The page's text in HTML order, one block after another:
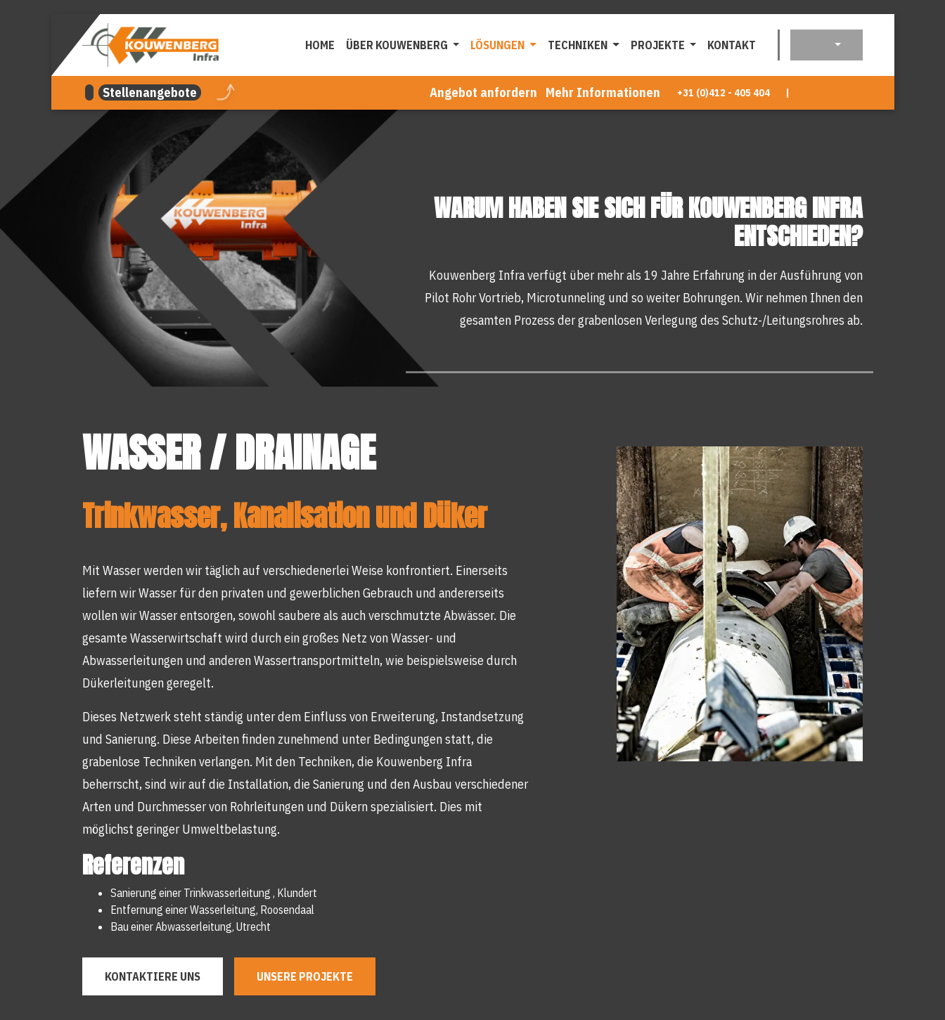
HOME ÜBER KOUWENBERG LÖSUNGEN TECHNIKEN PROJEKTE KONTAKT
Stellenangebote Angebot anfordern Mehr Informationen +31 (0)412 - 405 404 |
WARUM HABEN SIE SICH FÜR KOUWENBERG INFRA
ENTSCHIEDEN?
Kouwenberg Infra verfügt über mehr als 19 Jahre Erfahrung in der Ausführung von
Pilot Rohr Vortrieb, Microtunneling und so weiter Bohrungen. Wir nehmen Ihnen den
gesamten Prozess der grabenlosen Verlegung des Schutz-/Leitungsrohres ab.
WASSER / DRAINAGE
Trinkwasser, Kanalisation und Düker
Mit Wasser werden wir täglich auf verschiedenerlei Weise konfrontiert. Einerseits
liefern wir Wasser für den privaten und gewerblichen Gebrauch und andererseits
wollen wir Wasser entsorgen, sowohl saubere als auch verschmutzte Abwässer. Die
gesamte Wasserwirtschaft wird durch ein großes Netz von Wasser- und
Abwasserleitungen und anderen Wassertransportmitteln, wie beispielsweise durch
Dükerleitungen geregelt.
Dieses Netzwerk steht ständig unter dem Einfluss von Erweiterung, Instandsetzung
und Sanierung. Diese Arbeiten finden zunehmend unter Bedingungen statt, die
grabenlose Techniken verlangen. Mit den Techniken, die Kouwenberg Infra
beherrscht, sind wir auf die Installation, die Sanierung und den Ausbau verschiedener
Arten und Durchmesser von Rohrleitungen und Dükern spezialisiert. Dies mit
möglichst geringer Umweltbelastung.
Referenzen
Sanierung einer Trinkwasserleitung , Klundert
Entfernung einer Wasserleitung, Roosendaal
Bau einer Abwasserleitung, Utrecht
KONTAKTIERE UNS UNSERE PROJEKTE